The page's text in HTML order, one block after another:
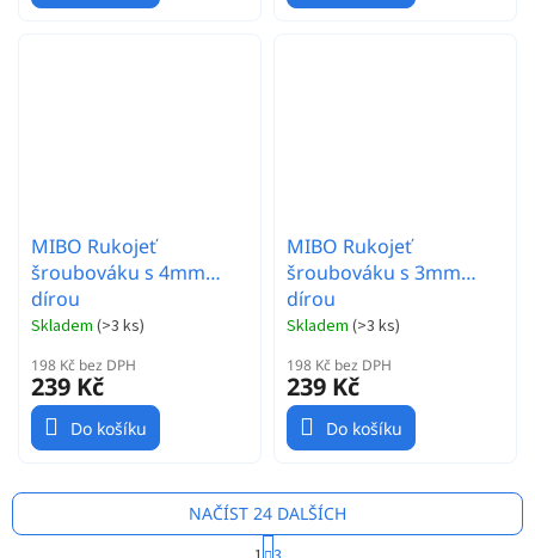
MIBO Rukojeť
šroubováku s 4mm
dírou
Skladem (>3 ks)
198 Kč bez DPH
239 Kč
Do košíku
MIBO Rukojeť
šroubováku s 3mm
dírou
Skladem (>3 ks)
198 Kč bez DPH
239 Kč
Do košíku
NAČÍST 24 DALŠÍCH
S